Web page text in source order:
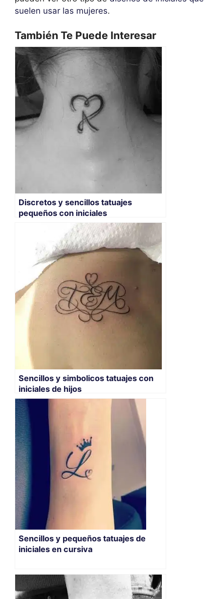
suelen usar las mujeres.
También Te Puede Interesar
Discretos y sencillos tatuajes
pequeños con iniciales
Sencillos y simbolicos tatuajes con
iniciales de hijos
Sencillos y pequeños tatuajes de
iniciales en cursiva